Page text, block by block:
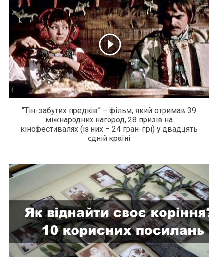
“Тіні забутих предків” – фільм, який отримав 39
міжнародних нагород, 28 призів на
кінофестивалях (із них – 24 гран-прі) у двадцять
одній країні